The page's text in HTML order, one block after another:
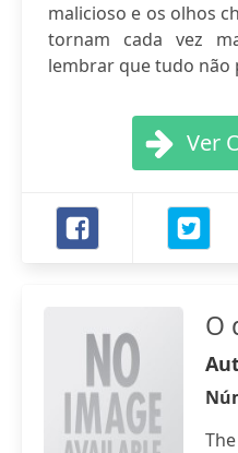
malicioso e os olhos
tornam cada vez
lembrar que tudo não
Ver
O